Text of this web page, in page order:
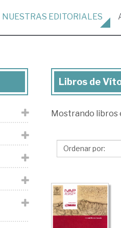
NUESTRAS EDITORIALES
Libros
Vítores
Imanol
Libros de
Mostrando libros